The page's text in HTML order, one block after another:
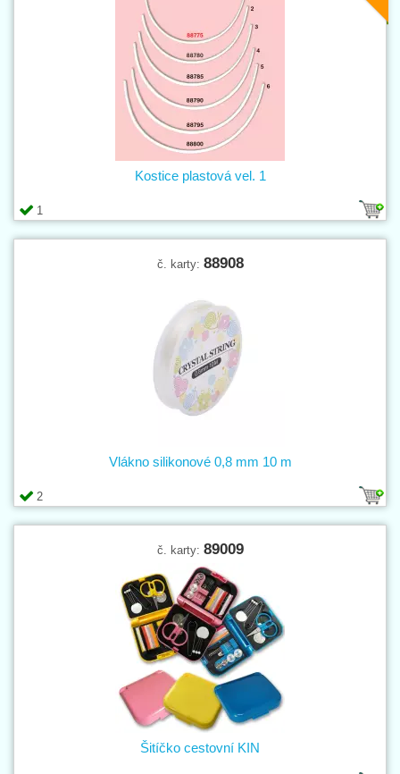
1
Kostice plastová vel. 1
č. karty: 88908
2
Vlákno silikonové 0,8 mm 10 m
č. karty: 89009
Šitíčko cestovní KIN